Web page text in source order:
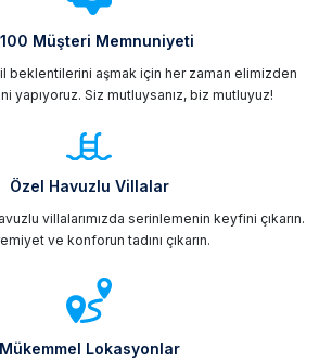
Müşteri Memnuniyeti
beklentilerini aşmak için her zaman elimizden
yapıyoruz. Siz mutluysanız, biz mutluyuz!
Özel Havuzlu Villalar
villalarımızda serinlemenin keyfini çıkarın.
ve konforun tadını çıkarın.
Mükemmel Lokasyonlar